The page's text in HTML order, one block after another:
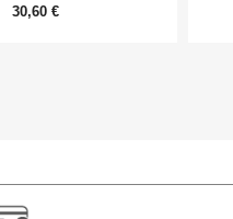
30,60 €